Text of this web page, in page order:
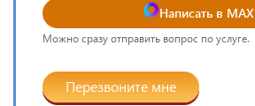
Написать в MAX
Можно сразу отправить вопрос по услуге.
Перезвоните мне